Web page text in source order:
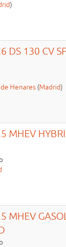
)
DS 130 CV
Henares(Madrid)
MHEV
MHEV